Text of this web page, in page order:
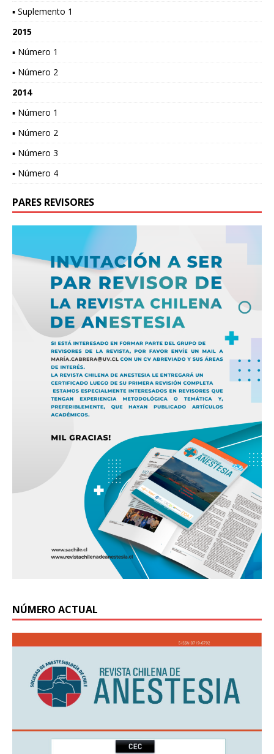
▪ Suplemento 1
2015
▪ Número 1
▪ Número 2
2014
▪ Número 1
▪ Número 2
▪ Número 3
▪ Número 4
PARES REVISORES
NÚMERO ACTUAL